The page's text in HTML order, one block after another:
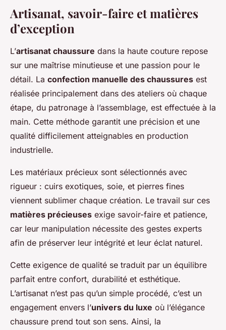
Artisanat, savoir-faire et matières
d’exception
L’artisanat chaussure dans la haute couture repose
sur une maîtrise minutieuse et une passion pour le
détail. La confection manuelle des chaussures est
réalisée principalement dans des ateliers où chaque
étape, du patronage à l’assemblage, est effectuée à la
main. Cette méthode garantit une précision et une
qualité difficilement atteignables en production
industrielle.
Les matériaux précieux sont sélectionnés avec
rigueur : cuirs exotiques, soie, et pierres fines
viennent sublimer chaque création. Le travail sur ces
matières précieuses exige savoir-faire et patience,
car leur manipulation nécessite des gestes experts
afin de préserver leur intégrité et leur éclat naturel.
Cette exigence de qualité se traduit par un équilibre
parfait entre confort, durabilité et esthétique.
L’artisanat n’est pas qu’un simple procédé, c’est un
engagement envers l’univers du luxe où l’élégance
chaussure prend tout son sens. Ainsi, la